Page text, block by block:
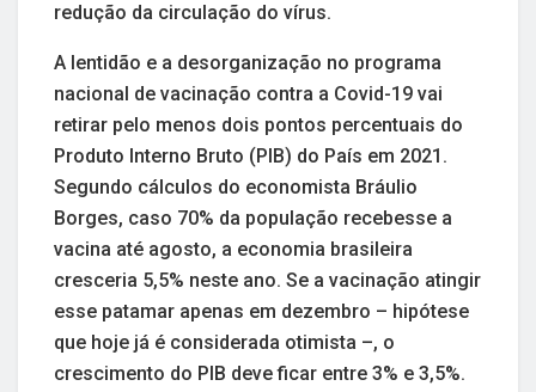
redução da circulação do vírus.
A lentidão e a desorganização no programa
nacional de vacinação contra a Covid-19 vai
retirar pelo menos dois pontos percentuais do
Produto Interno Bruto (PIB) do País em 2021.
Segundo cálculos do economista Bráulio
Borges, caso 70% da população recebesse a
vacina até agosto, a economia brasileira
cresceria 5,5% neste ano. Se a vacinação atingir
esse patamar apenas em dezembro – hipótese
que hoje já é considerada otimista –, o
crescimento do PIB deve ficar entre 3% e 3,5%.